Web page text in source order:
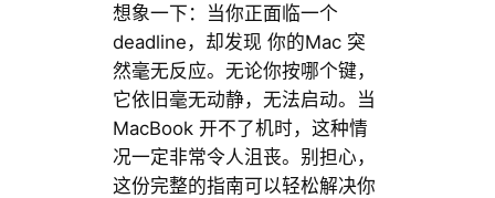
想象一下：当你正面临一个
deadline，却发现 你的Mac 突
然毫无反应。无论你按哪个键，
它依旧毫无动静，无法启动。当
MacBook 开不了机时，这种情
况一定非常令人沮丧。别担心，
这份完整的指南可以轻松解决你